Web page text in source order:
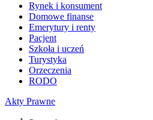
Rynek i konsument
Domowe finanse
Emerytury i renty
Pacjent
Szkoła i uczeń
Turystyka
Orzeczenia
RODO
Akty Prawne